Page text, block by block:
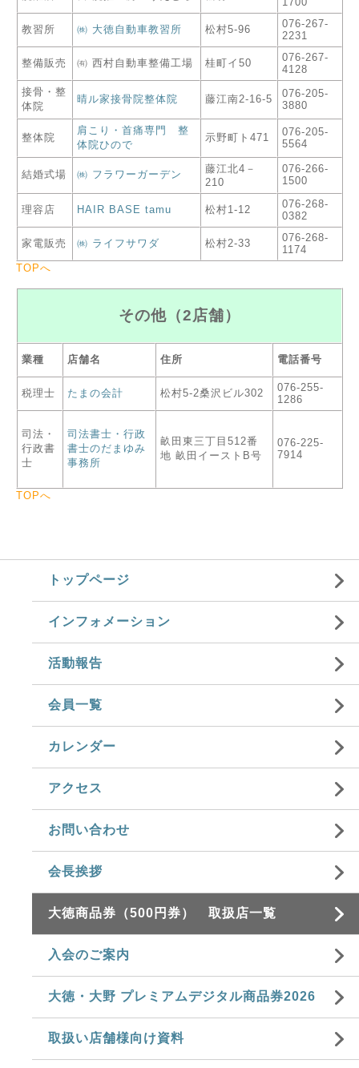
教習所 ㈱ 大徳自動車教習所 松村5-96
076-267-
2231
整備販売 ㈲ 西村自動車整備工場 桂町イ50
076-267-
4128
接骨・整
体院
晴ル家接骨院整体院 藤江南2-16-5
076-205-
3880
整体院
肩こり・首痛専門 整
体院ひので
示野町ト471
076-205-
5564
結婚式場 ㈱ フラワーガーデン
藤江北4－
210
076-266-
1500
理容店 HAIR BASE tamu 松村1-12
076-268-
0382
家電販売 ㈱ ライフサワダ 松村2-33
076-268-
1174
TOPへ
その他（2店舗）
業種 店舗名 住所 電話番号
税理士 たまの会計 松村5-2桑沢ビル302
076-255-
1286
司法・
行政書
士
司法書士・行政
書士のだまゆみ
事務所
畝田東三丁目512番
地 畝田イーストB号
076-225-
7914
TOPへ
トップページ
インフォメーション
活動報告
会員一覧
カレンダー
アクセス
お問い合わせ
会長挨拶
大徳商品券（500円券） 取扱店一覧
入会のご案内
大徳・大野 プレミアムデジタル商品券2026
取扱い店舗様向け資料